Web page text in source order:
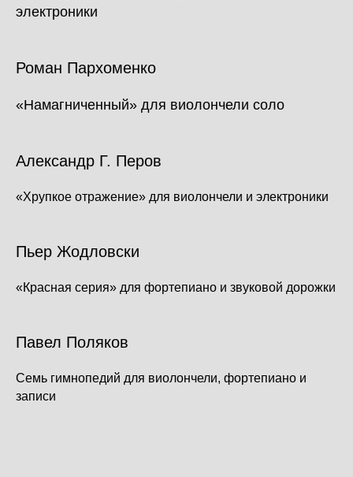
электроники
Роман Пархоменко
«Намагниченный» для виолончели соло
Александр Г. Перов
«Хрупкое отражение» для виолончели и электроники
Пьер Жодловски
«Красная серия» для фортепиано и звуковой дорожки
Павел Поляков
Семь гимнопедий для виолончели, фортепиано и
записи